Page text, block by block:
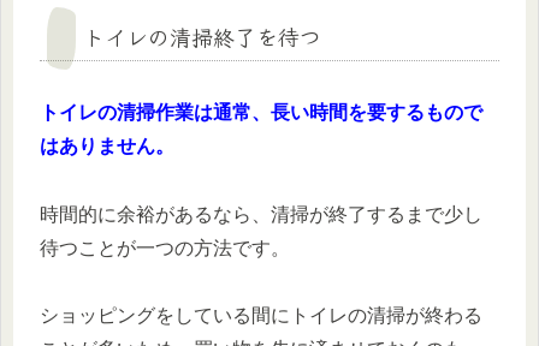
トイレの清掃終了を待つ
トイレの清掃作業は通常、長い時間を要するもので
はありません。
時間的に余裕があるなら、清掃が終了するまで少し
待つことが一つの方法です。
ショッピングをしている間にトイレの清掃が終わる